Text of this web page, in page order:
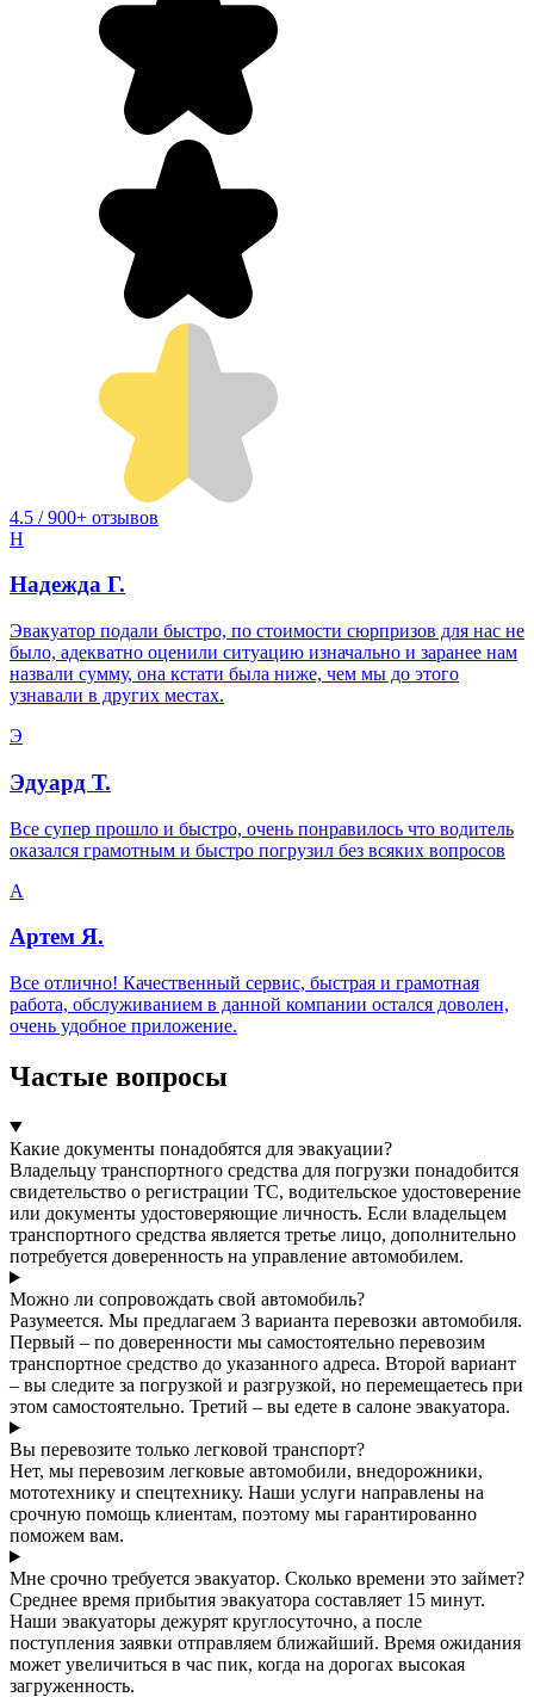
4.5 / 900+ отзывов
Н
Надежда Г.
Эвакуатор подали быстро, по стоимости сюрпризов для нас не
было, адекватно оценили ситуацию изначально и заранее нам
назвали сумму, она кстати была ниже, чем мы до этого
узнавали в других местах.
Э
Эдуард Т.
Все супер прошло и быстро, очень понравилось что водитель
оказался грамотным и быстро погрузил без всяких вопросов
А
Артем Я.
Все отлично! Качественный сервис, быстрая и грамотная
работа, обслуживанием в данной компании остался доволен,
очень удобное приложение.
Частые вопросы
Какие документы понадобятся для эвакуации?
Владельцу транспортного средства для погрузки понадобится
свидетельство о регистрации ТС, водительское удостоверение
или документы удостоверяющие личность. Если владельцем
транспортного средства является третье лицо, дополнительно
потребуется доверенность на управление автомобилем.
Можно ли сопровождать свой автомобиль?
Разумеется. Мы предлагаем 3 варианта перевозки автомобиля.
Первый – по доверенности мы самостоятельно перевозим
транспортное средство до указанного адреса. Второй вариант
– вы следите за погрузкой и разгрузкой, но перемещаетесь при
этом самостоятельно. Третий – вы едете в салоне эвакуатора.
Вы перевозите только легковой транспорт?
Нет, мы перевозим легковые автомобили, внедорожники,
мототехнику и спецтехнику. Наши услуги направлены на
срочную помощь клиентам, поэтому мы гарантированно
поможем вам.
Мне срочно требуется эвакуатор. Сколько времени это займет?
Среднее время прибытия эвакуатора составляет 15 минут.
Наши эвакуаторы дежурят круглосуточно, а после
поступления заявки отправляем ближайший. Время ожидания
может увеличиться в час пик, когда на дорогах высокая
загруженность.